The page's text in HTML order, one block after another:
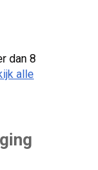
dan 8
alle